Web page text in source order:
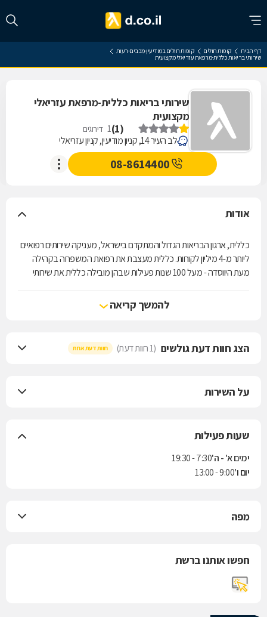
דף הבית קופות חולים קופות חולים במודיעין-מכבים-רעות
שירותי בריאות כללית-מרפאת עזריאלי מקצועית
שירותי בריאות כללית-מרפאת עזריאלי
מקצועית
(
1
)
1 דירוגים
לב העיר 14, קניון מודיעין, קניון עזריאלי
08-8614400
אודות
כללית, ארגון הבריאות הגדול והמתקדם בישראל, מעניקה שירותים רפואיים
ליותר מ-4 מיליון לקוחות. כללית מעצבת את רפואת המשפחה בקהילה
מעת היווסדה - מעל 100 שנות פעילות שבהן מובילה כללית את שירותי
להמשך קריאה
הצג חוות דעת גולשים (1 חוות דעת) חוות דעת אחת
על השירות
שעות פעילות
ימים א' - ה'7:30 - 19:30
יום ו'9:00 - 13:00
מפה
חפשו אותנו ברשת